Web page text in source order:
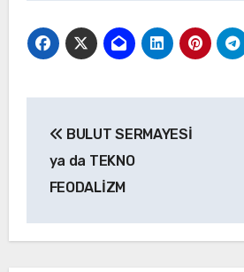
gezinmesi
BULUT SERMAYESİ
ya da TEKNO
FEODALİZM